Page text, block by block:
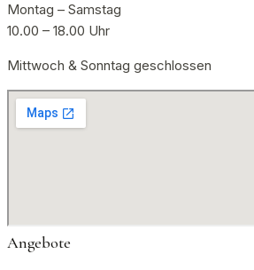
Montag – Samstag
10.00 – 18.00 Uhr
Mittwoch & Sonntag geschlossen
Angebote